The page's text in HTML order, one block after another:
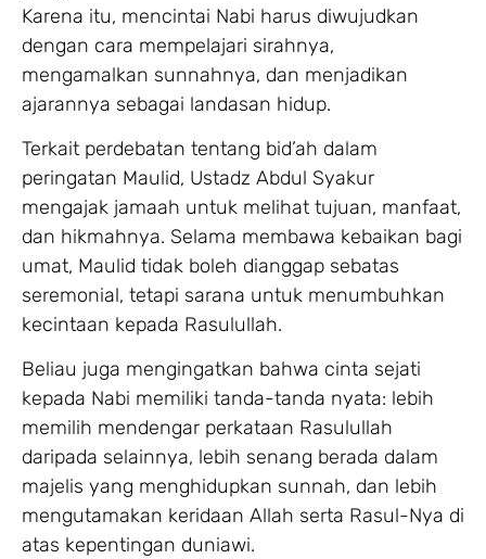
Karena itu, mencintai Nabi harus diwujudkan
dengan cara mempelajari sirahnya,
mengamalkan sunnahnya, dan menjadikan
ajarannya sebagai landasan hidup.
Terkait perdebatan tentang bid’ah dalam
peringatan Maulid, Ustadz Abdul Syakur
mengajak jamaah untuk melihat tujuan, manfaat,
dan hikmahnya. Selama membawa kebaikan bagi
umat, Maulid tidak boleh dianggap sebatas
seremonial, tetapi sarana untuk menumbuhkan
kecintaan kepada Rasulullah.
Beliau juga mengingatkan bahwa cinta sejati
kepada Nabi memiliki tanda-tanda nyata: lebih
memilih mendengar perkataan Rasulullah
daripada selainnya, lebih senang berada dalam
majelis yang menghidupkan sunnah, dan lebih
mengutamakan keridaan Allah serta Rasul-Nya di
atas kepentingan duniawi.